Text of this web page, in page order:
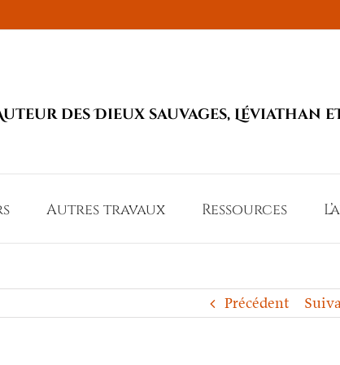
des Dieux sauvages, Léviathan
Autres travaux Ressources
Précédent